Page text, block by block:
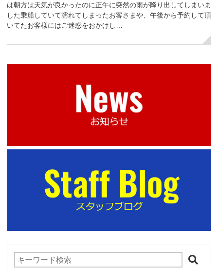
は朝方は天気が良かったのに正午に突然の雨が降り出してしまいま
した乗船していて濡れてしまったお客さまや、午後から予約して頂
いてたお客様にはご迷惑をおかけし…